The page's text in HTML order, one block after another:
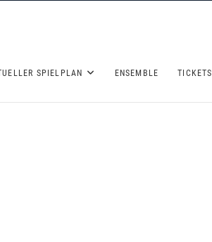
SPIELPLAN ENSEMBLE TICKETS